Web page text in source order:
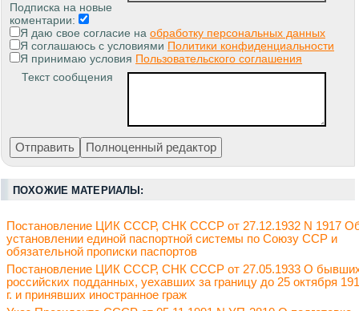
Подписка на новые
коментарии:
Я даю свое согласие на обработку персональных данных
Я соглашаюсь с условиями Политики конфиденциальности
Я принимаю условия Пользовательского соглашения
Текст сообщения
ПОХОЖИЕ МАТЕРИАЛЫ:
Постановление ЦИК СССР, СНК СССР от 27.12.1932 N 1917
установлении единой паспортной системы по Союзу ССР и
обязательной прописки паспортов
Постановление ЦИК СССР, СНК СССР от 27.05.1933 О
российских подданных, уехавших за границу до 25 октября
г. и принявших иностранное граж